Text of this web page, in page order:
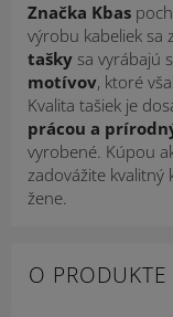
Značka Kbas
výrobu kabeliek sa
tašky sa vyrábajú
motívov, ktoré
Kvalita tašiek je
prácou a
vyrobené. Kúpou
zadovážite kvalitný
žene.
O PRODUKTE